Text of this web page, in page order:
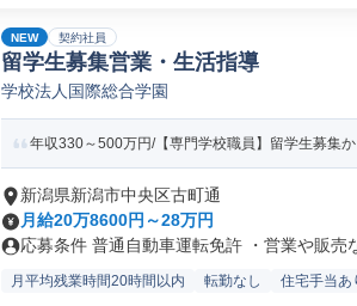
NEW 契約社員
留学生募集営業・生活指導
学校法人国際総合学園
年収330～500万円/【専門学校職員】留学生募集
新潟県新潟市中央区古町通
月給20万8600円～28万円
応募条件 普通自動車運転免許 ・営業や販売
月平均残業時間20時間以内 転勤なし 住宅手当あ